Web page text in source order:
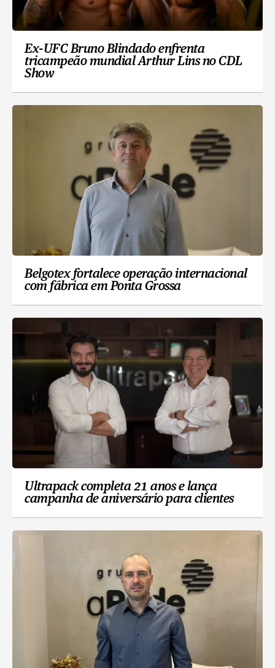
Ex-UFC Bruno Blindado enfrenta
tricampeão mundial Arthur Lins no CDL
Show
Belgotex fortalece operação internacional
com fábrica em Ponta Grossa
Ultrapack completa 21 anos e lança
campanha de aniversário para clientes